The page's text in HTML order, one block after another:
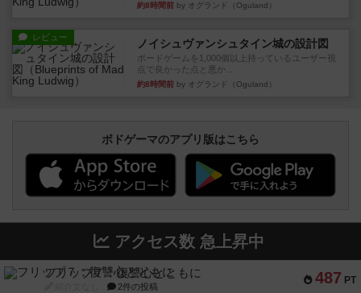
約8時間前 by オグランド（Oguland）
レビュー ノイシュヴァンシュタイン城の設計図
ボードゲームを1,000個以上持っているユーザー視
点で良かった点と悪か...
約8時間前 by オグランド（Oguland）
ボドゲーマのアプリ版はこちら
アクセス数 急上昇中
487 PT
フリップ７：復讐心とともに
2件の投稿